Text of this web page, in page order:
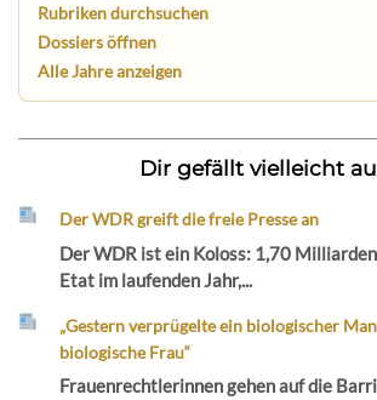
Rubriken durchsuchen
Dossiers öffnen
Alle Jahre anzeigen
Dir gefällt vielleicht
Der WDR greift die freie Presse an
Der WDR ist ein Koloss: 1,70
Etat im laufenden Jahr,...
„Gestern verprügelte ein biologischer
biologische Frau“
Frauenrechtlerinnen gehen auf die